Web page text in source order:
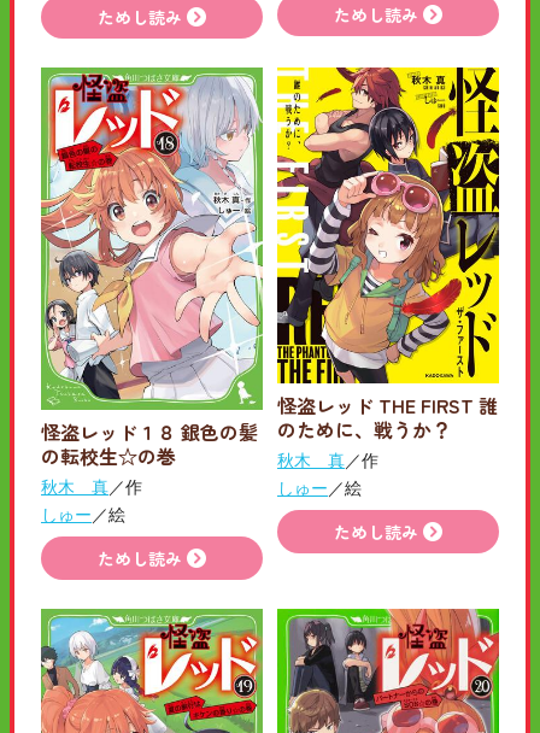
ためし読み ためし読み
怪盗レッド１８ 銀色の髪
の転校生☆の巻
秋木 真／作
しゅー ／絵
ためし読み
怪盗レッド THE FIRST 誰
のために、戦うか？
秋木 真／作
しゅー ／絵
ためし読み